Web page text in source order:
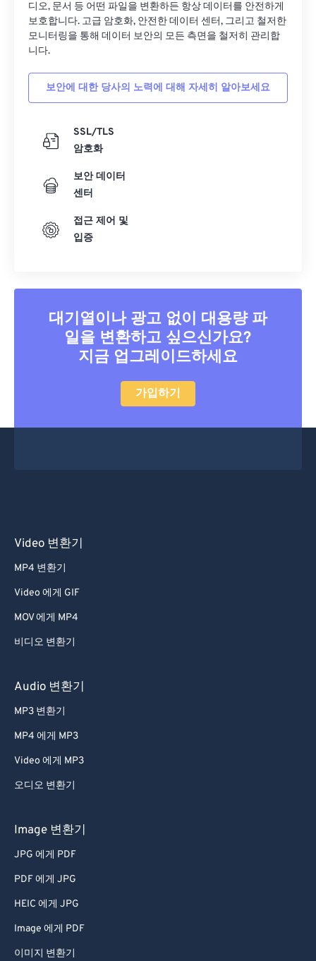
디오, 문서 등 어떤 파일을 변환하든 항상 데이터를 안전하게
보호합니다. 고급 암호화, 안전한 데이터 센터, 그리고 철저한
모니터링을 통해 데이터 보안의 모든 측면을 철저히 관리합
니다.
보안에 대한 당사의 노력에 대해 자세히 알아보세요
SSL/TLS
암호화
보안 데이터
센터
접근 제어 및
입증
대기열이나 광고 없이 대용량 파
일을 변환하고 싶으신가요?
지금 업그레이드하세요
가입하기
Video 변환기
MP4 변환기
Video 에게 GIF
MOV 에게 MP4
비디오 변환기
Audio 변환기
MP3 변환기
MP4 에게 MP3
Video 에게 MP3
오디오 변환기
Image 변환기
JPG 에게 PDF
PDF 에게 JPG
HEIC 에게 JPG
Image 에게 PDF
이미지 변환기